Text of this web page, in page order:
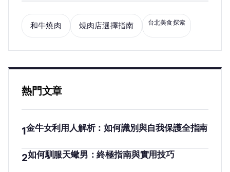
和牛燒肉 燒肉店選擇指南 台北美食探索
熱門文章
1金牛女利用人解析：如何識別與自我保護全指南
2如何馴服天蠍男：終極指南與實用技巧